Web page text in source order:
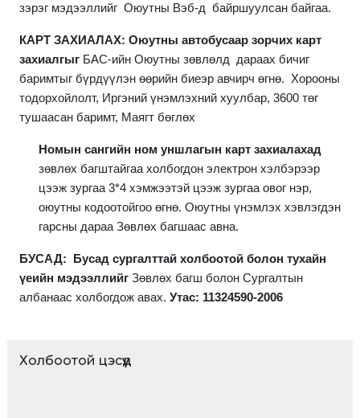
зэрэг мэдээллийг Оюутны Bэб-д байршуулсан байгаа.
КАРТ ЗАХИАЛАХ: Оюутны автобусаар зорчих карт
захиалгыг БАС-ийн Оюутны зөвлөлд дараах бичиг
баримтыг бүрдүүлэн өөрийн биеэр авчирч өгнө. Хорооны
тодорхойлолт, Иргэний үнэмлэхний хуулбар, 3600 төг
тушаасан баримт, Маягт бөглөх
Номын сангийн ном уншлагын карт захиалахад
зөвлөх багштайгаа холбогдон электрон хэлбэрээр
цээж зургаа 3*4 хэмжээтэй цээж зургаа овог нэр,
оюутны кодоотойгоо өгнө. Оюутны үнэмлэх хэвлэгдэн
гарсны дараа Зөвлөх багшаас авна.
БУСАД: Бусад сургалттай холбоотой болон тухайн
үеийн мэдээллийг Зөвлөх багш болон Сургалтын
албанаас холбогдож авах. Утас: 11324590-2006
Холбоотой цэсүүд